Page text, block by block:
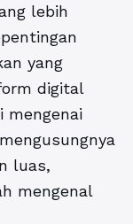
lebih
yang
digital
mengenai
luas,
mengenal